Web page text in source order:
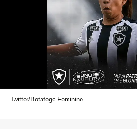
Twitter/Botafogo Feminino